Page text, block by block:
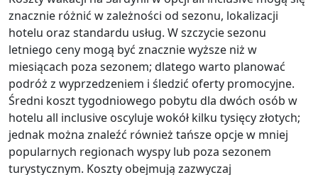
znacznie różnić w zależności od sezonu, lokalizacji
hotelu oraz standardu usług. W szczycie sezonu
letniego ceny mogą być znacznie wyższe niż w
miesiącach poza sezonem; dlatego warto planować
podróż z wyprzedzeniem i śledzić oferty promocyjne.
Średni koszt tygodniowego pobytu dla dwóch osób w
hotelu all inclusive oscyluje wokół kilku tysięcy złotych;
jednak można znaleźć również tańsze opcje w mniej
popularnych regionach wyspy lub poza sezonem
turystycznym. Koszty obejmują zazwyczaj